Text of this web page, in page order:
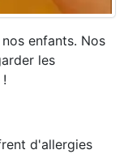
enfants. Nos
les
d'allergies